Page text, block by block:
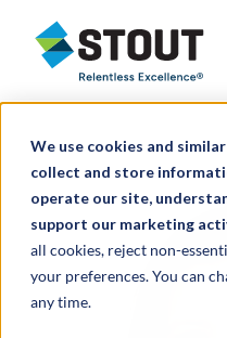
We use cookies and
collect and store
operate our site,
support our marketing
all cookies, reject non-
your preferences. You can
any time.
Stout Relentless